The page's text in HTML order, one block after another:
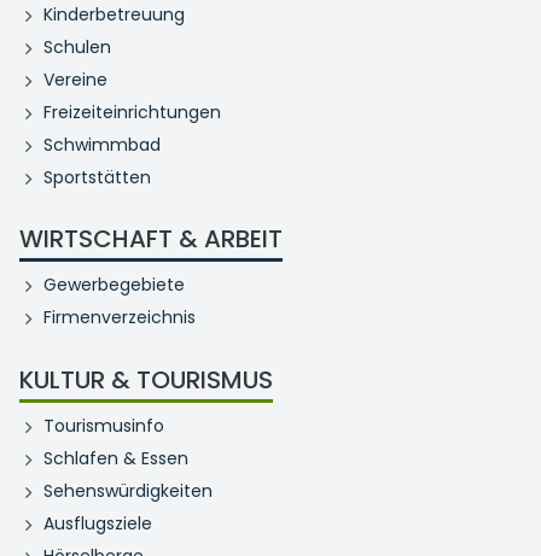
Kinderbetreuung
Schulen
Vereine
Freizeiteinrichtungen
Schwimmbad
Sportstätten
WIRTSCHAFT & ARBEIT
Gewerbegebiete
Firmenverzeichnis
KULTUR & TOURISMUS
Tourismusinfo
Schlafen & Essen
Sehenswürdigkeiten
Ausflugsziele